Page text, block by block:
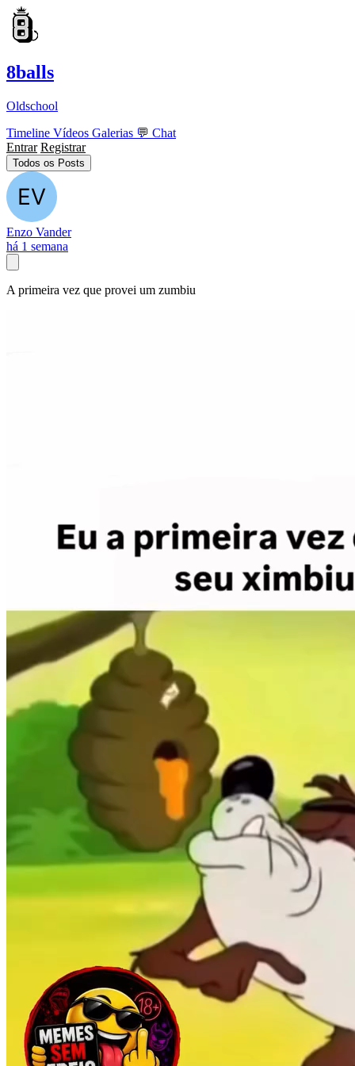
8balls
Oldschool
Timeline Vídeos Galerias 💬 Chat
Entrar Registrar
Todos os Posts
Enzo Vander
há 1 semana
A primeira vez que provei um zumbiu